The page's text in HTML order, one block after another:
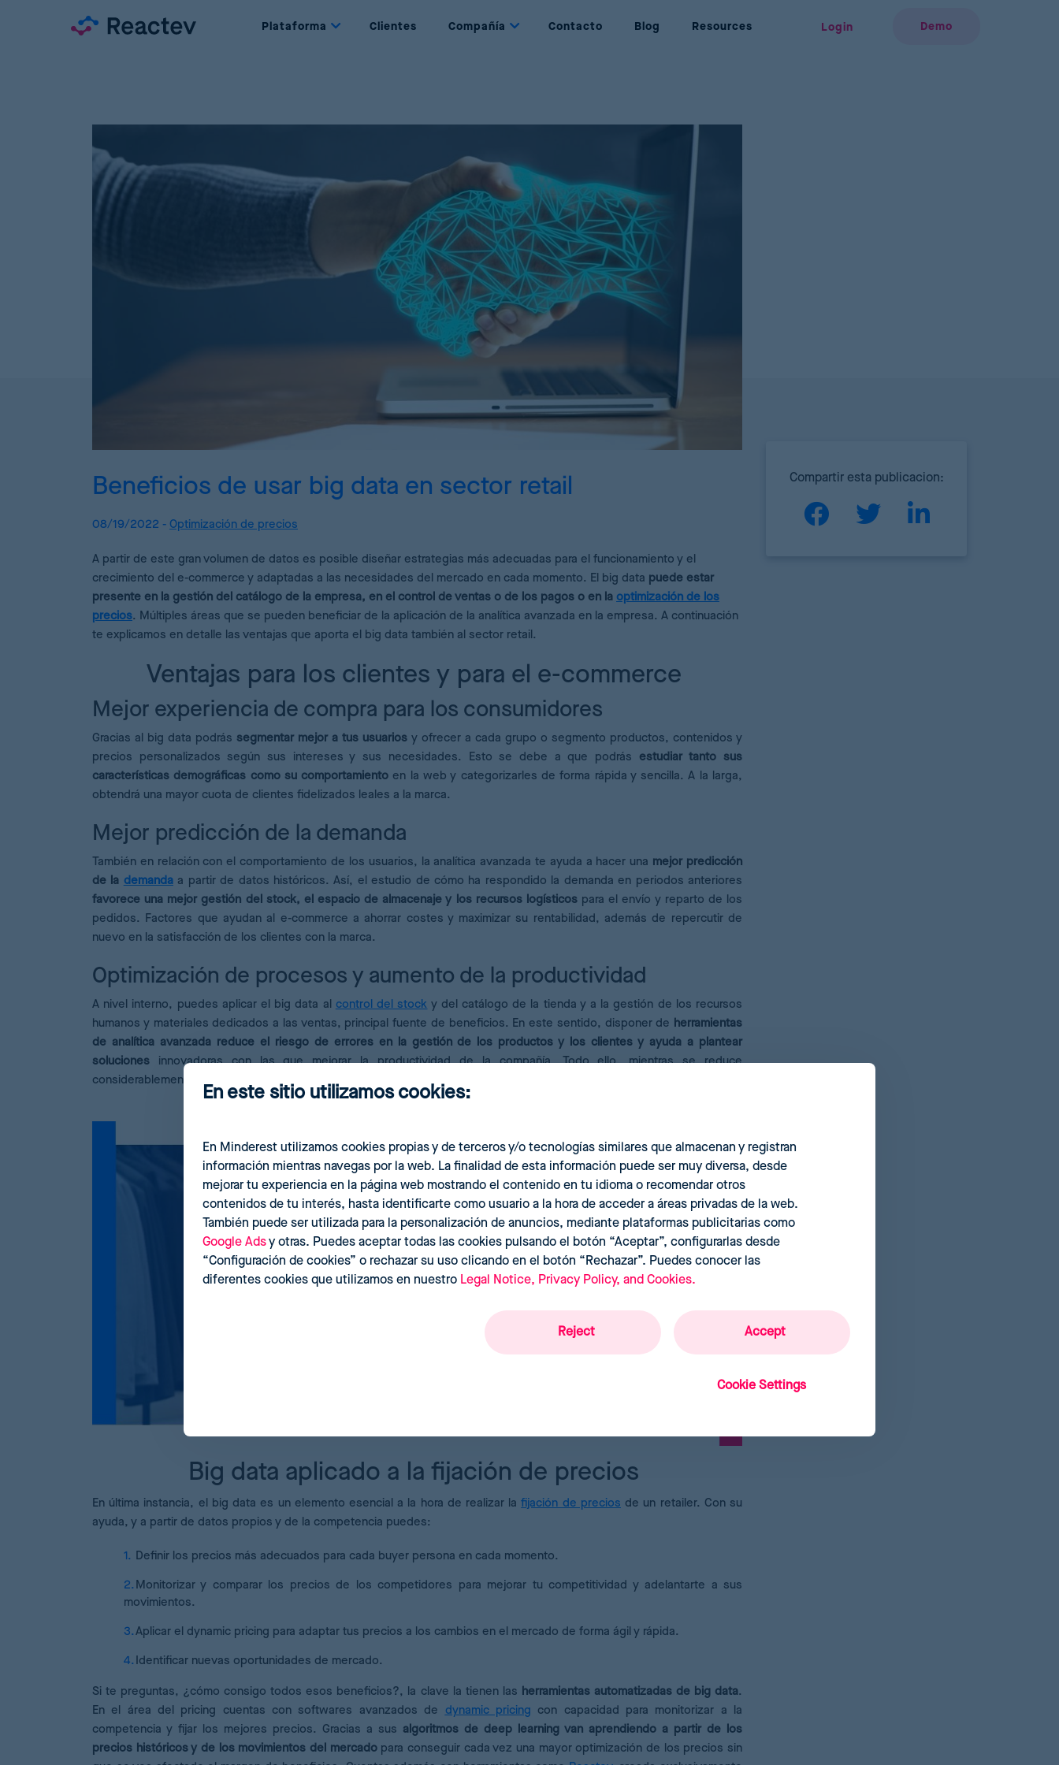
Plataforma
Gestión completa del ciclo de vida del precio
Price Optimization
Maximización de ventas y beneficios mediante
Promotion Optimization
Diseño de promociones exitosas y rentables
Price Strategy Simulation
Simulación de estrategias con AI
Dashboard de KPIs de pricing
Clientes Compañía
Partners
Join Us
Be part of Reactev
Contacto Blog Resources Login Demo
Beneficios de usar big data en sector retail
08/19/2022 - Optimización de precios
A partir de este gran volumen de datos es posible diseñar estrategias más adecuadas para el funcionamiento y el
crecimiento del e-commerce y adaptadas a las necesidades del mercado en cada momento. El big data puede estar
presente en la gestión del catálogo de la empresa, en el control de ventas o de los pagos o en la optimización de los
precios. Múltiples áreas que se pueden beneficiar de la aplicación de la analítica avanzada en la empresa. A continuación
te explicamos en detalle las ventajas que aporta el big data también al sector retail.
Ventajas para los clientes y para el e-commerce
Mejor experiencia de compra para los consumidores
Gracias al big data podrás segmentar mejor a tus usuarios y ofrecer a cada grupo o segmento productos, contenidos y
precios personalizados según sus intereses y sus necesidades. Esto se debe a que podrás estudiar tanto sus
características demográficas como su comportamiento en la web y categorizarles de forma rápida y sencilla. A la larga,
obtendrá una mayor cuota de clientes fidelizados leales a la marca.
Mejor predicción de la demanda
También en relación con el comportamiento de los usuarios, la analítica avanzada te ayuda a hacer una mejor predicción
de la demanda a partir de datos históricos. Así, el estudio de cómo ha respondido la demanda en periodos anteriores
favorece una mejor gestión del stock, el espacio de almacenaje y los recursos logísticos para el envío y reparto de los
pedidos. Factores que ayudan al e-commerce a ahorrar costes y maximizar su rentabilidad, además de repercutir de
nuevo en la satisfacción de los clientes con la marca.
Optimización de procesos y aumento de la productividad
A nivel interno, puedes aplicar el big data al control del stock y del catálogo de la tienda y a la gestión de los recursos
humanos y materiales dedicados a las ventas, principal fuente de beneficios. En este sentido, disponer de herramientas
de analítica avanzada reduce el riesgo de errores en la gestión de los productos y los clientes y ayuda a plantear
soluciones innovadoras con las que mejorar la productividad de la compañía. Todo ello, mientras se reduce
considerablemente el tiempo dedicado a estos procesos administrativos.
Big data aplicado a la fijación de precios
En última instancia, el big data es un elemento esencial a la hora de realizar lafijación de precios de un retailer. Con su
ayuda, y a partir de datos propios y de la competencia puedes:
Definir los precios más adecuados para cada buyer persona en cada momento.
Monitorizar y comparar los precios de los competidores para mejorar tu competitividad y adelantarte a sus
movimientos.
Aplicar el dynamic pricing para adaptar tus precios a los cambios en el mercado de forma ágil y rápida.
Identificar nuevas oportunidades de mercado.
Si te preguntas, ¿cómo consigo todos esos beneficios?, la clave la tienen las herramientas automatizadas de big data.
En el área del pricing cuentas con softwares avanzados de dynamic pricing con capacidad para monitorizar a la
competencia y fijar los mejores precios. Gracias a sus algoritmos de deep learning van aprendiendo a partir de los
precios históricos y de los movimientos del mercado para conseguir cada vez una mayor optimización de los precios sin
Compartir esta publicacion:
En este sitio utilizamos cookies:
En Minderest utilizamos cookies propias y de terceros y/o tecnologías similares que almacenan y registran
información mientras navegas por la web. La finalidad de esta información puede ser muy diversa, desde
mejorar tu experiencia en la página web mostrando el contenido en tu idioma o recomendar otros
contenidos de tu interés, hasta identificarte como usuario a la hora de acceder a áreas privadas de la web.
También puede ser utilizada para la personalización de anuncios, mediante plataformas publicitarias como
Google Adsy otras. Puedes aceptar todas las cookies pulsando el botón “Aceptar”, configurarlas desde
“Configuración de cookies” o rechazar su uso clicando en el botón “Rechazar”. Puedes conocer las
diferentes cookies que utilizamos en nuestro Legal Notice, Privacy Policy, and Cookies.
Reject Accept
Cookie Settings